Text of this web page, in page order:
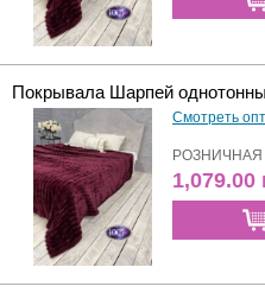
Покрывала Шарпей
Смотреть
1,079.00